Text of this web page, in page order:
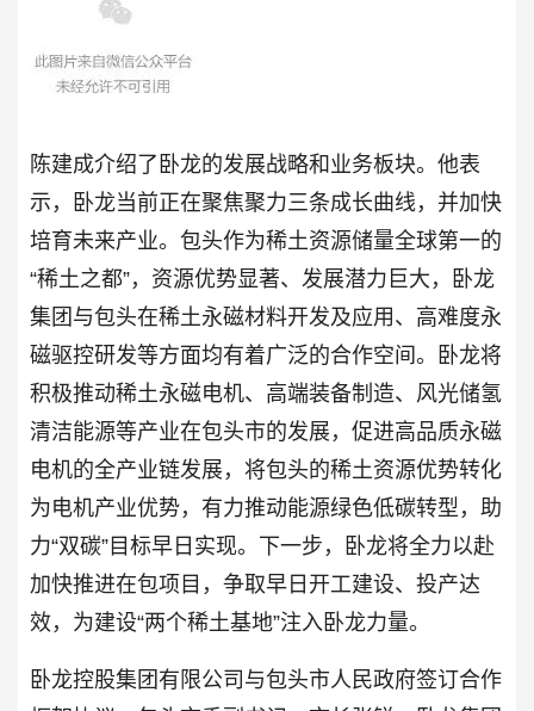
陈建成介绍了卧龙的发展战略和业务板块。他表
示，卧龙当前正在聚焦聚力三条成长曲线，并加快
培育未来产业。包头作为稀土资源储量全球第一的
“稀土之都”，资源优势显著、发展潜力巨大，卧龙
集团与包头在稀土永磁材料开发及应用、高难度永
磁驱控研发等方面均有着广泛的合作空间。卧龙将
积极推动稀土永磁电机、高端装备制造、风光储氢
清洁能源等产业在包头市的发展，促进高品质永磁
电机的全产业链发展，将包头的稀土资源优势转化
为电机产业优势，有力推动能源绿色低碳转型，助
力“双碳”目标早日实现。下一步，卧龙将全力以赴
加快推进在包项目，争取早日开工建设、投产达
效，为建设“两个稀土基地”注入卧龙力量。
卧龙控股集团有限公司与包头市人民政府签订合作